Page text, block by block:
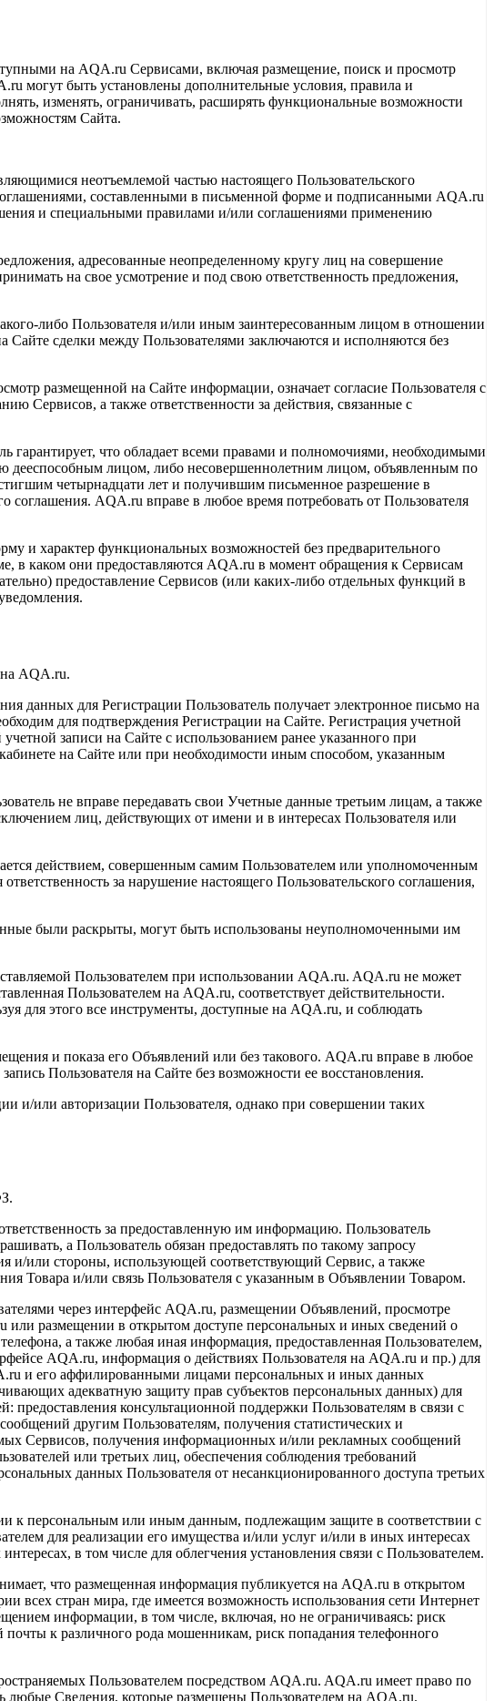
на AQA.ru Сервисами, включая размещение, поиск и просмотр
могут быть установлены дополнительные условия, правила и
изменять, ограничивать, расширять функциональные возможности
Сайта.
неотъемлемой частью настоящего Пользовательского
составленными в письменной форме и подписанными AQA.ru
и специальными правилами и/или соглашениями применению
адресованные неопределенному кругу лиц на совершение
на свое усмотрение и под свою ответственность предложения,
либо Пользователя и/или иным заинтересованным лицом в отношении
сделки между Пользователями заключаются и исполняются без
размещенной на Сайте информации, означает согласие Пользователя с
Сервисов, а также ответственности за действия, связанные с
гарантирует, что обладает всеми правами и полномочиями, необходимыми
дееспособным лицом, либо несовершеннолетним лицом, объявленным по
четырнадцати лет и получившим письменное разрешение в
соглашения. AQA.ru вправе в любое время потребовать от Пользователя
и характер функциональных возможностей без предварительного
в каком они предоставляются AQA.ru в момент обращения к Сервисам
предоставление Сервисов (или каких-либо отдельных функций в
на AQA.ru.
данных для Регистрации Пользователь получает электронное письмо на
для подтверждения Регистрации на Сайте. Регистрация учетной
записи на Сайте с использованием ранее указанного при
на Сайте или при необходимости иным способом, указанным
не вправе передавать свои Учетные данные третьим лицам, а также
лиц, действующих от имени и в интересах Пользователя или
действием, совершенным самим Пользователем или уполномоченным
за нарушение настоящего Пользовательского соглашения,
были раскрыты, могут быть использованы неуполномоченными им
Пользователем при использовании AQA.ru. AQA.ru не может
Пользователем на AQA.ru, соответствует действительности.
для этого все инструменты, доступные на AQA.ru, и соблюдать
и показа его Объявлений или без такового. AQA.ru вправе в любое
Пользователя на Сайте без возможности ее восстановления.
и/или авторизации Пользователя, однако при совершении таких
за предоставленную им информацию. Пользователь
а Пользователь обязан предоставлять по такому запросу
и/или стороны, использующей соответствующий Сервис, а также
Товара и/или связь Пользователя с указанным в Объявлении Товаром.
через интерфейс AQA.ru, размещении Объявлений, просмотре
или размещении в открытом доступе персональных и иных сведений о
а также любая иная информация, предоставленная Пользователем,
AQA.ru, информация о действиях Пользователя на AQA.ru и пр.) для
и его аффилированными лицами персональных и иных данных
адекватную защиту прав субъектов персональных данных) для
консультационной поддержки Пользователям в связи с
другим Пользователям, получения статистических и
Сервисов, получения информационных и/или рекламных сообщений
или третьих лиц, обеспечения соблюдения требований
данных Пользователя от несанкционированного доступа третьих
к персональным или иным данным, подлежащим защите в соответствии с
для реализации его имущества и/или услуг и/или в иных интересах
в том числе для облегчения установления связи с Пользователем.
что размещенная информация публикуется на AQA.ru в открытом
всех стран мира, где имеется возможность использования сети Интернет
информации, в том числе, включая, но не ограничиваясь: риск
к различного рода мошенникам, риск попадания телефонного
Пользователем посредством AQA.ru. AQA.ru имеет право по
любые Сведения, которые размещены Пользователем на AQA.ru.